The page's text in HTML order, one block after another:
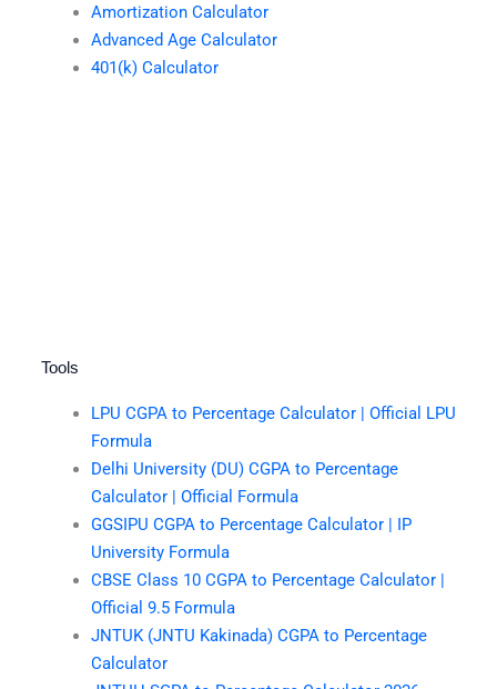
Amortization Calculator
Advanced Age Calculator
401(k) Calculator
Tools
LPU CGPA to Percentage Calculator | Official LPU
Formula
Delhi University (DU) CGPA to Percentage
Calculator | Official Formula
GGSIPU CGPA to Percentage Calculator | IP
University Formula
CBSE Class 10 CGPA to Percentage Calculator |
Official 9.5 Formula
JNTUK (JNTU Kakinada) CGPA to Percentage
Calculator